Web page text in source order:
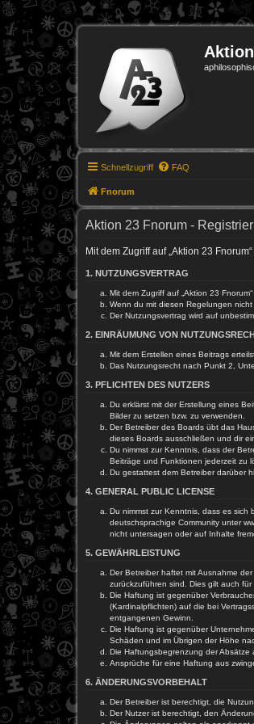
Schnellzugriff FAQ
Fnorum
Aktion 23 Fnorum -
Mit dem Zugriff auf „Aktion 23
1. NUTZUNGSVERTRAG
Mit dem Zugriff auf „Aktion 23
Wenn du mit diesen Regelungen
Der Nutzungsvertrag wird auf
2. EINRÄUMUNG VON
Mit dem Erstellen eines Beitrags
Das Nutzungsrecht nach Punkt 2,
3. PFLICHTEN DES NUTZERS
Du erklärst mit der Erstellung eines
Bilder zu setzen bzw. zu verwenden.
Der Betreiber des Boards übt das
dieses Boards ausschließen und dir
Du nimmst zur Kenntnis, dass der
Beiträge und Funktionen jederzeit zu
Du gestattest dem Betreiber darüber
4. GENERAL PUBLIC LICENSE
Du nimmst zur Kenntnis, dass es sich
deutschsprachige Community unter
nicht untersagen oder auf Inhalte
5. GEWÄHRLEISTUNG
Der Betreiber haftet mit Ausnahme
zurückzuführen sind. Dies gilt auch
Die Haftung ist gegenüber
(Kardinalpflichten) auf die bei
entgangenen Gewinn.
Die Haftung ist gegenüber
Schäden und im Übrigen der Höhe
Die Haftungsbegrenzung der Absätze
Ansprüche für eine Haftung aus
6. ÄNDERUNGSVORBEHALT
Der Betreiber ist berechtigt, die
Der Nutzer ist berechtigt, den